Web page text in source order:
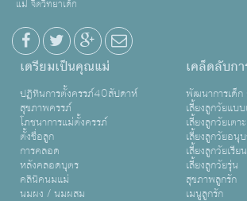
แม่ จิตวิทยาเด็ก
เตรียมเป็นคุณแม่
ปฏิทินการตั้งครรภ์40สัปดาห์
สุขภาพครรภ์
โภชนาการแม่ตั้งครรภ์
ตั้งชื่อลูก
การคลอด
หลังคลอดบุตร
คลินิคนมแม่
นมผง / นมผสม
เคล็ดลับก
พัฒนาการเด็
เลี้ยงลูกวัยแบบ
เลี้ยงลูกวัยเตา
เลี้ยงลูกวัยอนุ
เลี้ยงลูกวัยเรียน
เลี้ยงลูกวัยรุ่น
สุขภาพลูกรัก
เมนูลูกรัก